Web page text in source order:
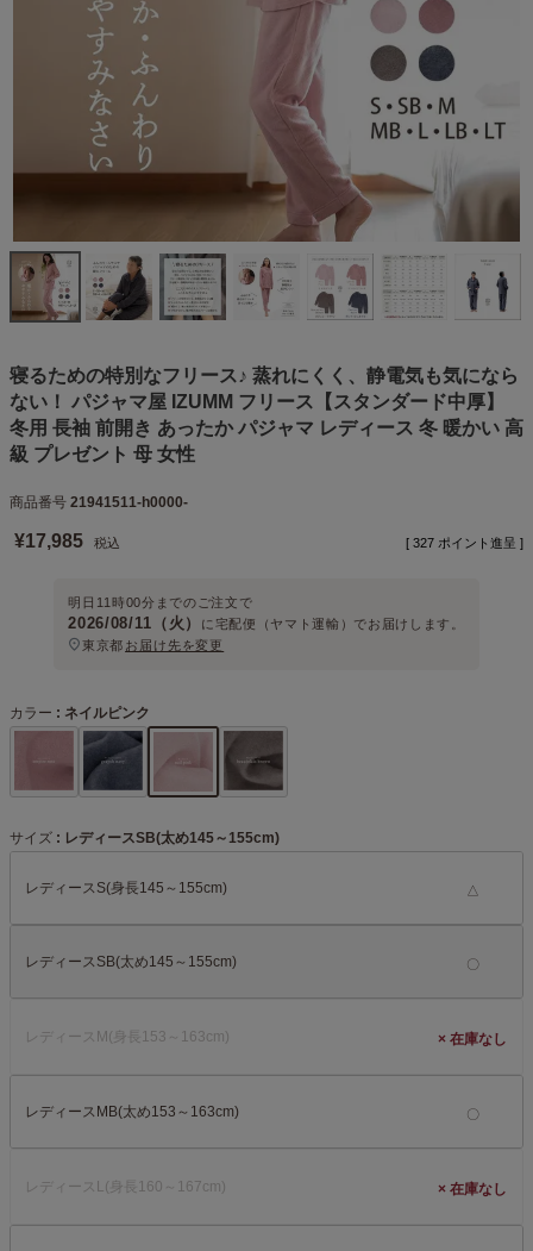
寝るための特別なフリース♪ 蒸れにくく、静電気も気になら
ない！ パジャマ屋 IZUMM フリース【スタンダード中厚】
冬用 長袖 前開き あったか パジャマ レディース 冬 暖かい 高
級 プレゼント 母 女性
商品番号 21941511-h0000-
¥17,985 税込 [ 327 ポイント進呈 ]
明日 11時00分 までのご注文で
2026/08/11（火） に 宅配便（ヤマト運輸） でお届けします。
東京都 お届け先を変更
サイズ レディースSB(太め145～155cm)
レディースS(身長145～155cm) △
レディースSB(太め145～155cm)
レディースM(身長153～163cm) ×
レディースMB(太め153～163cm)
レディースL(身長160～167cm) ×
カラー ネイルピンク